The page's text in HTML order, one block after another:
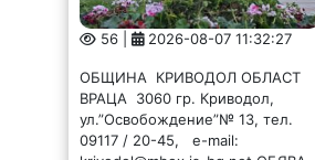
ОБЩИНА КРИВОДОЛ ОБЛАСТ
ВРАЦА 3060 гр. Криводол,
09117 / 20-45, e-mail:
krivodol@mbox.is-bg.net ОБЯВА
На основание чл. 8, ал. 4,
чл. 14, ал. 7 от ЗОС; чл. 92, ал. 1...